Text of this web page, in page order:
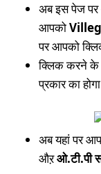
अब इस पेज
आपको
पर आपको
क्लिक करने के
प्रकार का
अब यहां पर
औऱओ.टी.पी